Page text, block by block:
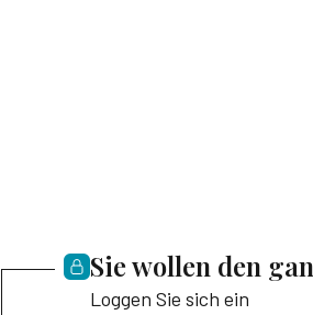
Sie wollen den
Loggen Sie sich ein